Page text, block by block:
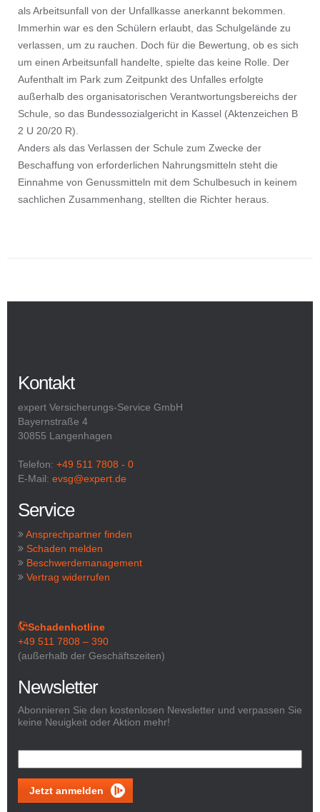
als Arbeitsunfall von der Unfallkasse anerkannt bekommen.
Immerhin war es den Schülern erlaubt, das Schulgelände zu
verlassen, um zu rauchen. Doch für die Bewertung, ob es sich
um einen Arbeitsunfall handelte, spielte das keine Rolle. Der
Aufenthalt im Park zum Zeitpunkt des Unfalles erfolgte
außerhalb des organisatorischen Verantwortungsbereichs der
Schule, so das Bundessozialgericht in Kassel (Aktenzeichen B
2 U 20/20 R).
Anders als das Verlassen der Schule zum Zwecke der
Beschaffung von erforderlichen Nahrungsmitteln steht die
Einnahme von Genussmitteln mit dem Schulbesuch in keinem
sachlichen Zusammenhang, stellten die Richter heraus.
Kontakt
expert Versicherungs-Service GmbH
Bayernstraße 4
30855 Langenhagen
Telefon: +49 511 7808 - 0
E-Mail: evsg@expert.de
Service
Ansprechpartner finden
Schaden melden
Beschwerdemanagement
Vertrag widerrufen
Schadenhotline
+49 511 7808 – 390
(außerhalb der Geschäftszeiten)
Newsletter
Abonnieren Sie den kostenlosen Newsletter und verpassen Sie
keine Neuigkeit oder Aktion mehr!
Jetzt anmelden